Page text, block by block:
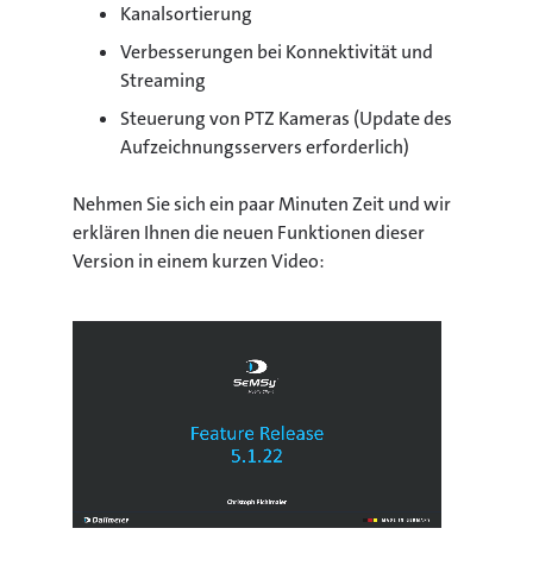
Kanalsortierung
Verbesserungen bei Konnektivität und
Streaming
Steuerung von PTZ Kameras (Update des
Aufzeichnungsservers erforderlich)
Nehmen Sie sich ein paar Minuten Zeit und wir
erklären Ihnen die neuen Funktionen dieser
Version in einem kurzen Video: